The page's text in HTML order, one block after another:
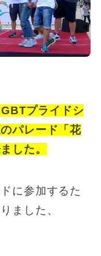
プライドシ
パレード「花
した。
に参加するた
ました、